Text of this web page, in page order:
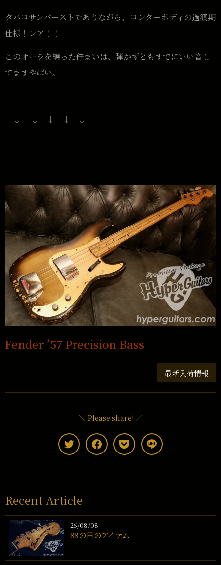
タバコサンバーストでありながら、コンターボディの過渡期
仕様！レア！！
このオーラを纏った佇まいは、弾かずともすでにいい音し
てますやばい。
↓ ↓ ↓ ↓ ↓
Fender ’57 Precision Bass
最新入荷情報
＼ Please share! ／
Recent Article
26/08/08
88の日のアイテム